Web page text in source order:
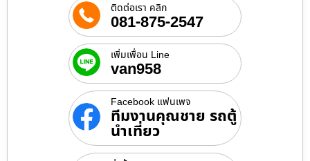
ติดต่อเรา คลิก
081-875-2547
เพิ่มเพื่อน Line
van958
Facebook แฟนเพจ
ทีมงานคุณชาย รถตู้
นำเที่ยว